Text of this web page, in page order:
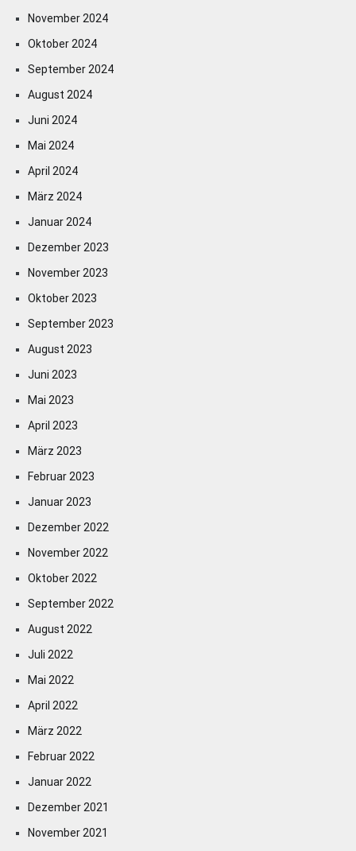
November 2024
Oktober 2024
September 2024
August 2024
Juni 2024
Mai 2024
April 2024
März 2024
Januar 2024
Dezember 2023
November 2023
Oktober 2023
September 2023
August 2023
Juni 2023
Mai 2023
April 2023
März 2023
Februar 2023
Januar 2023
Dezember 2022
November 2022
Oktober 2022
September 2022
August 2022
Juli 2022
Mai 2022
April 2022
März 2022
Februar 2022
Januar 2022
Dezember 2021
November 2021